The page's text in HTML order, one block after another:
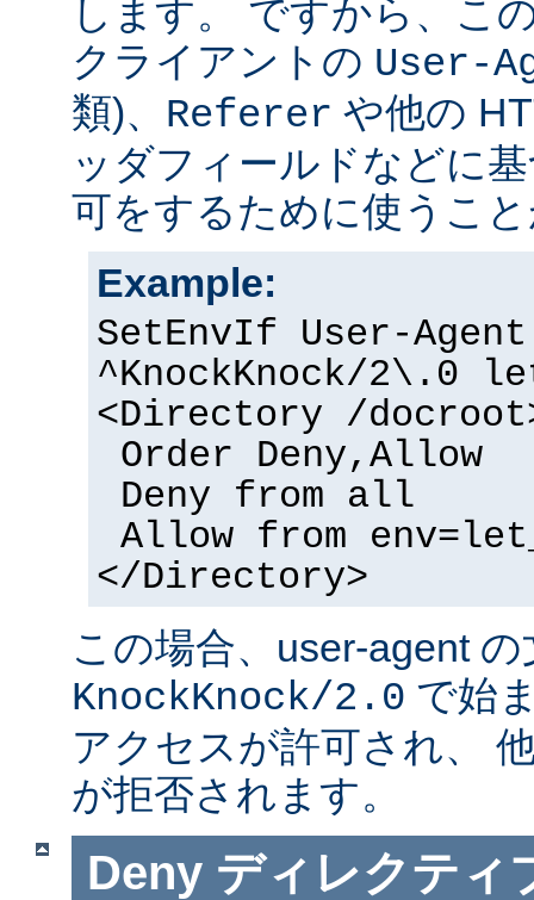
します。 ですから、こ
クライアントの User-
類)、 Referer や他の
ッダフィールドなどに
可をするために使うこ
Example:
SetEnvIf User-Agent
^KnockKnock/2\.0
<Directory /
Order Deny,Allow
Deny from all
Allow from
</Directory>
この場合、user-agent
KnockKnock/2.0 で始
アクセスが許可され、
が拒否されます。
Deny ディレクティ